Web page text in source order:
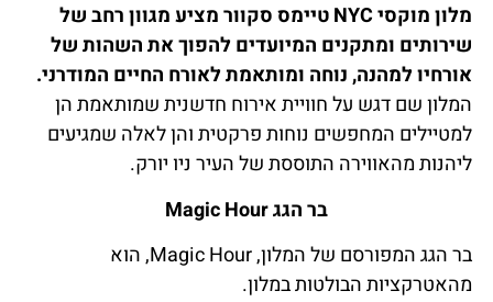
להזמנת חדר
במלון לחצו כאן
מלון מוקסי NYC טיימס סקוור מציע מגוון רחב של
שירותים ומתקנים המיועדים להפוך את השהות של
אורחיו למהנה, נוחה ומותאמת לאורח החיים המודרני.
המלון שם דגש על חוויית אירוח חדשנית שמותאמת הן
למטיילים המחפשים נוחות פרקטית והן לאלה שמגיעים
ליהנות מהאווירה התוססת של העיר ניו יורק.
בר הגג Magic Hour
בר הגג המפורסם של המלון, Magic Hour, הוא
מהאטרקציות הבולטות במלון.